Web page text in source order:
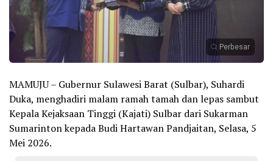
Perbesar
MAMUJU – Gubernur Sulawesi Barat (Sulbar), Suhardi
Duka, menghadiri malam ramah tamah dan lepas sambut
Kepala Kejaksaan Tinggi (Kajati) Sulbar dari Sukarman
Sumarinton kepada Budi Hartawan Pandjaitan, Selasa, 5
Mei 2026.